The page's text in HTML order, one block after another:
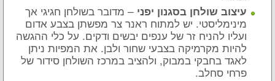
עיצוב שולחן בסגנון יפני – מדובר בשולחן חגיגי אך
מינימליסטי. יש למתוח ראנר צר מפשתן בצבע אדום
ועליו להניח זר של ענפים יבשים ודקים. על כלי ההגשה
להיות מקרמיקה בצבעי שחור ולבן. את המפיות ניתן
לאגד בחבקי במבוק, ולהציב במרכז השולחן סידור של
פרחי סחלב.